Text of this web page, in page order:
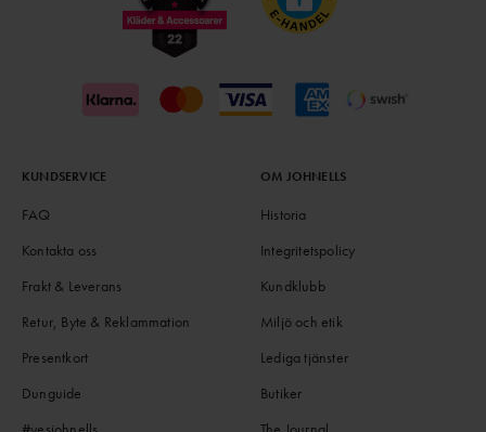
KUNDSERVICE
FAQ
Kontakta oss
Frakt & Leverans
Retur, Byte & Reklammation
Presentkort
Dunguide
OM JOHNELLS
Historia
Integritetspolicy
Kundklubb
Miljö och etik
Lediga tjänster
Butiker